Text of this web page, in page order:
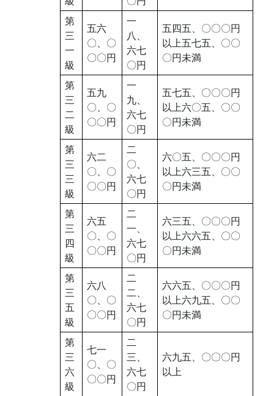
第
三
一
級
五六
〇、〇
〇〇円
一
八、
六七
〇円
五四五、〇〇〇円
以上五七五、〇〇
〇円未満
第
三
二
級
五九
〇、〇
〇〇円
一
九、
六七
〇円
五七五、〇〇〇円
以上六〇五、〇〇
〇円未満
第
三
三
級
六二
〇、〇
〇〇円
二
〇、
六七
〇円
六〇五、〇〇〇円
以上六三五、〇〇
〇円未満
第
三
四
級
六五
〇、〇
〇〇円
二
一、
六七
〇円
六三五、〇〇〇円
以上六六五、〇〇
〇円未満
第
三
五
級
六八
〇、〇
〇〇円
二
二、
六七
〇円
六六五、〇〇〇円
以上六九五、〇〇
〇円未満
第
三
六
級
七一
〇、〇
〇〇円
二
三、
六七
〇円
六九五、〇〇〇円
以上